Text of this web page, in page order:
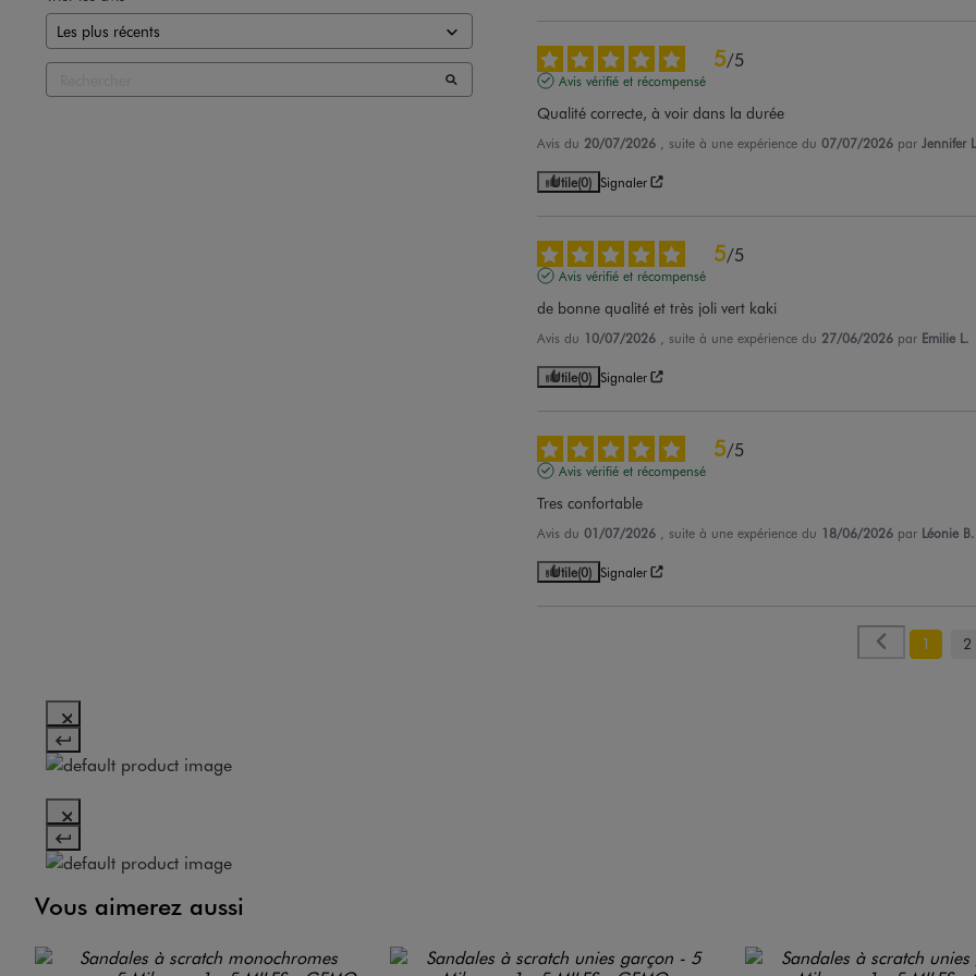
5/5
Avis vérifié et récompensé
Qualité correcte, à voir dans la durée
Avis du 20/07/2026 , suite à une expérience du 07/07/2026 par Jennifer
Utile(0) Signaler
5/5
Avis vérifié et récompensé
de bonne qualité et très joli vert kaki
Avis du 10/07/2026 , suite à une expérience du 27/06/2026 par Emilie L.
Utile(0) Signaler
5/5
Avis vérifié et récompensé
Tres confortable
Avis du 01/07/2026 , suite à une expérience du 18/06/2026 par Léonie B.
Utile(0) Signaler
1 2
Vous aimerez aussi